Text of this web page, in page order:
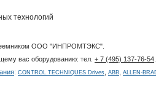
технологий
ООО "ИНПРОМТЭКС".
вас оборудованию: тел. + 7 (495) 137-76-54
: CONTROL TECHNIQUES Drives ABB ALLEN-